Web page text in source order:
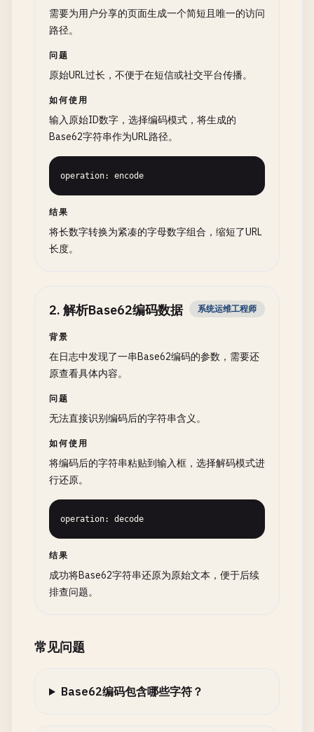
需要为用户分享的页面生成一个简短且唯一的访问
路径。
问题
原始URL过长，不便于在短信或社交平台传播。
如何使用
输入原始ID数字，选择编码模式，将生成的
Base62字符串作为URL路径。
operation: encode
结果
将长数字转换为紧凑的字母数字组合，缩短了URL
长度。
2. 解析Base62编码数据 系统运维工程师
背景
在日志中发现了一串Base62编码的参数，需要还
原查看具体内容。
问题
无法直接识别编码后的字符串含义。
如何使用
将编码后的字符串粘贴到输入框，选择解码模式进
行还原。
operation: decode
结果
成功将Base62字符串还原为原始文本，便于后续
排查问题。
常见问题
Base62编码包含哪些字符？